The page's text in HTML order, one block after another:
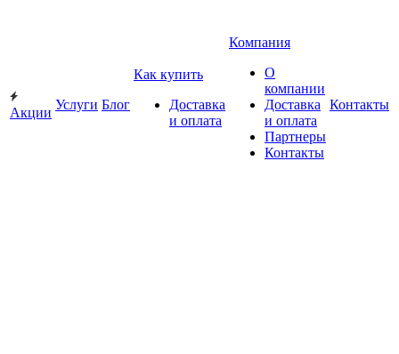
Акции
Услуги Блог
Как купить
Доставка
и оплата
Компания
О
компании
Доставка
и оплата
Партнеры
Контакты
Контакты